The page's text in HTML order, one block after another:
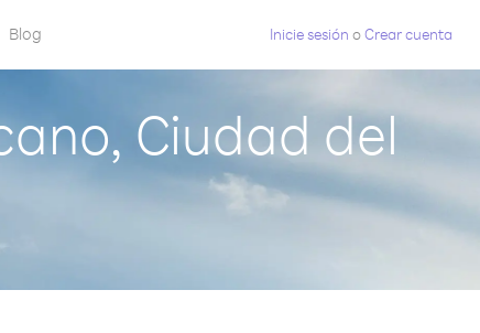
Blog Inicie sesión oCrear cuenta
Ciudad del